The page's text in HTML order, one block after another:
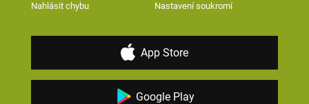
Nahlásit chybu Nastavení soukromí
App Store
Google Play